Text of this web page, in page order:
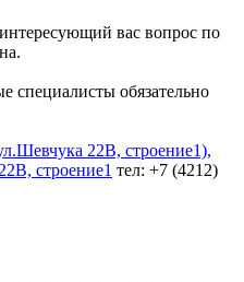
вас вопрос по
обязательно
22В, строение1),
строение1 тел: +7 (4212)